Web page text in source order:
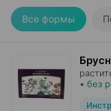
Все формы
• без